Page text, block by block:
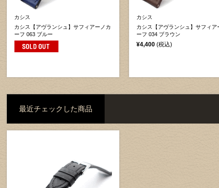
カシス
カシス【アヴランシュ】サフィアーノカ
ーフ 063 ブルー
カシス
カシス【アヴランシュ】サフィア
ーフ 034 ブラウン
¥4,400 (税込)
最近チェックした商品